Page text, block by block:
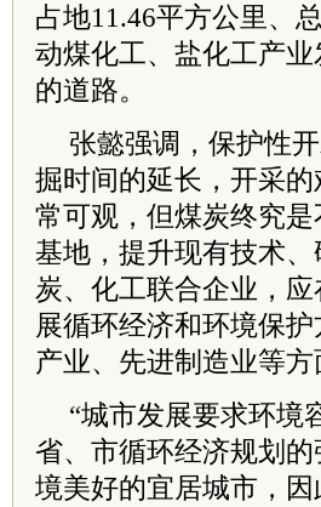
占地11.46平方公里、
动煤化工、盐化工产
的道路。
张懿强调，保护性
掘时间的延长，开采
常可观，但煤炭终究
基地，提升现有技术
炭、化工联合企业，
展循环经济和环境保
产业、先进制造业等
“城市发展要求环境
省、市循环经济规划
境美好的宜居城市，